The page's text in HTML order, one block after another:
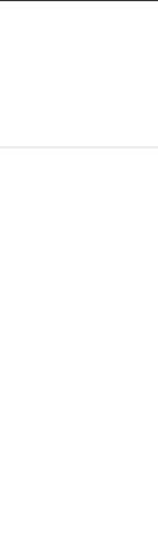
bulunuyor.